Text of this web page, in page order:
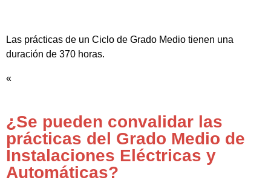
Las prácticas de un Ciclo de Grado Medio tienen una
duración de 370 horas.
«
¿Se pueden convalidar las
prácticas del Grado Medio de
Instalaciones Eléctricas y
Automáticas?